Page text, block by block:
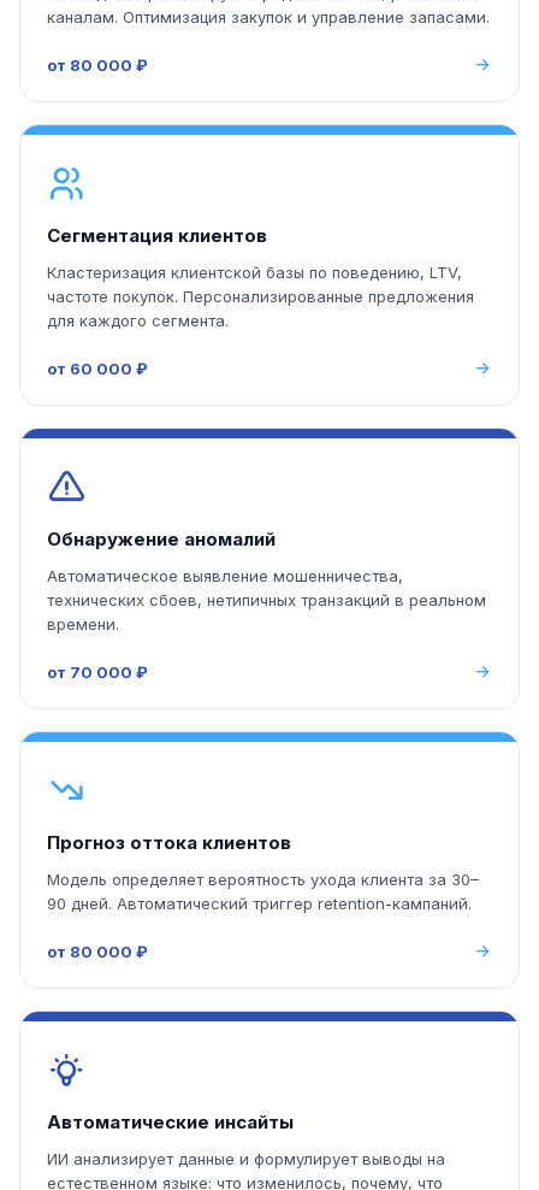
каналам. Оптимизация закупок и управление запасами.
от 80 000 ₽
Сегментация клиентов
Кластеризация клиентской базы по поведению, LTV,
частоте покупок. Персонализированные предложения
для каждого сегмента.
от 60 000 ₽
Обнаружение аномалий
Автоматическое выявление мошенничества,
технических сбоев, нетипичных транзакций в реальном
времени.
от 70 000 ₽
Прогноз оттока клиентов
Модель определяет вероятность ухода клиента за 30–
90 дней. Автоматический триггер retention-кампаний.
от 80 000 ₽
Автоматические инсайты
ИИ анализирует данные и формулирует выводы на
естественном языке: что изменилось, почему, что